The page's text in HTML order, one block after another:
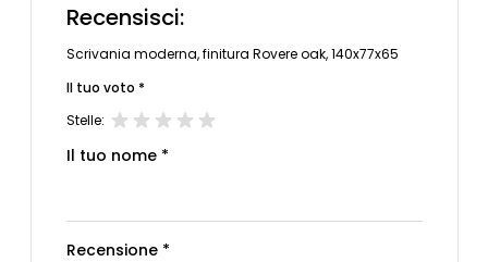
Recensisci:
Scrivania moderna, finitura Rovere oak, 140x77x65
Il tuo voto *
Stelle:
Il tuo nome *
Recensione *